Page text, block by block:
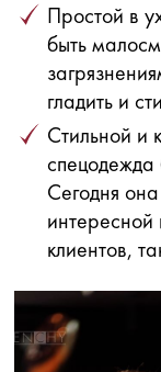
Простой в
быть
гладить и
Стильной и
Сегодня
интересной
клиентов,